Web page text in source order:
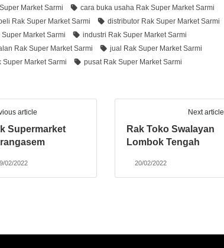
Market Sarmi
cara buka usaha Rak Super Market Sarmi
Rak Super Market Sarmi
distributor Rak Super Market Sarmi
Super Market Sarmi
industri Rak Super Market Sarmi
Rak Super Market Sarmi
jual Rak Super Market Sarmi
Super Market Sarmi
pusat Rak Super Market Sarmi
article
Supermarket
02/2022
Next article
Rak Toko Swalayan
Lombok Tengah
20/02/2022